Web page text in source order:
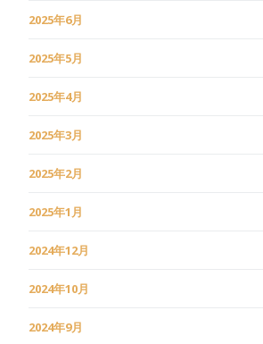
2025年6月
2025年5月
2025年4月
2025年3月
2025年2月
2025年1月
2024年12月
2024年10月
2024年9月